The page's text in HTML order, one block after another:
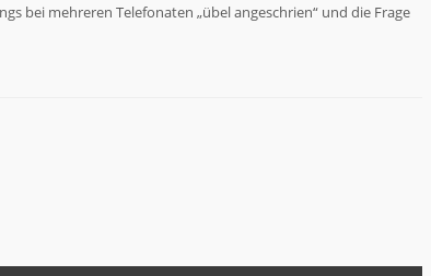
bei mehreren Telefonaten „übel angeschrien“ und die Frage